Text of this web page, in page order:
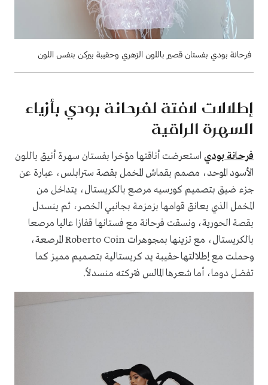
فرحانة بودي بفستان قصير باللون الزهري وحقيبة بيركن بنفس اللون
إطلالات لافتة لفرحانة بودي بأزياء
السهرة الراقية
فرحانة بودي استعرضت أناقتها مؤخرا بفستان سهرة أنيق باللون
الأسود الموحد، مصمم بقماش المخمل بقصة سترابلس، عبارة عن
جزء ضيق بتصميم كورسيه مرصع بالكريستال، يتداخل من
المخمل الذي يعانق قوامها بزمزمة بجانبي الخصر، ثم ينسدل
بقصة الحورية، ونسقت فرحانة مع فستانها قفازا عاليا مرصعا
بالكريستال، مع تزينها بمجوهرات Roberto Coin المرصعة،
وحملت مع إطلالتها حقيبة يد كريستالية بتصميم مميز كما
تفضل دوما، أما شعرها المالس فتركته منسدلاً.